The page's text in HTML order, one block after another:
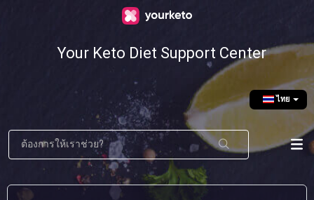
Your Keto Diet Support Center
ไทย